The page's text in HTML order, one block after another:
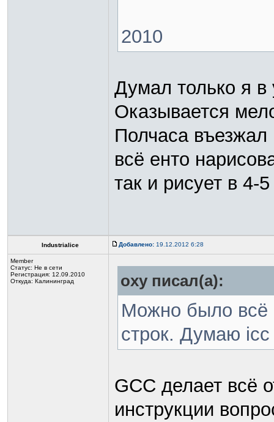
2010
Думал только я
Оказывается
Полчаса
всё енто
так и рисует в 4-
Industrialice Добавлено: 19.12.2012 6:28
Member
Статус: Не в сети
Регистрация: 12.09.2010
Откуда: Калининград
oxy писал(а):
Можно было всё
строк. Думаю icc
GCC делает всё
инструкции